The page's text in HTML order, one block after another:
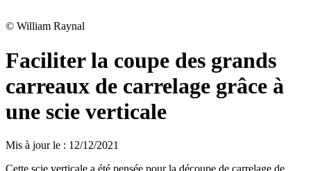
© William Raynal
Faciliter la coupe des grands
carreaux de carrelage grâce à
une scie verticale
Mis à jour le : 12/12/2021